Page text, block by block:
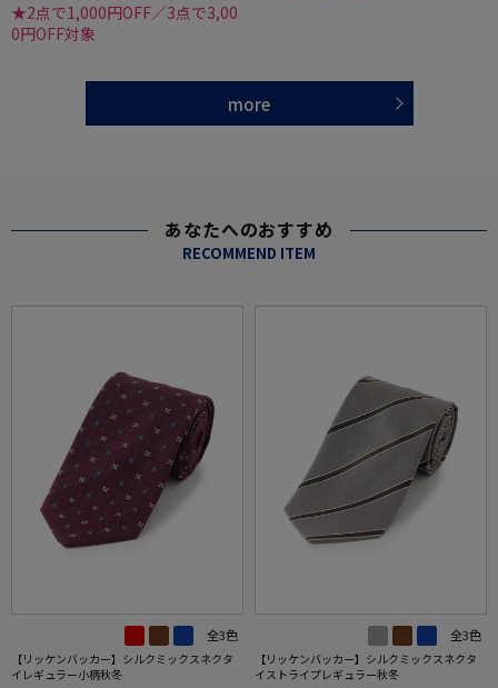
★2点で1,000円OFF／3点で3,00
0円OFF対象
more
あなたへのおすすめ
RECOMMEND ITEM
全3色
【リッケンバッカー】シルクミックスネクタ
イレギュラー小柄秋冬
全3色
【リッケンバッカー】シルクミックスネクタ
イストライプレギュラー秋冬